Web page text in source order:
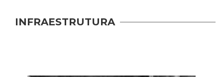
INFRAESTRUTURA